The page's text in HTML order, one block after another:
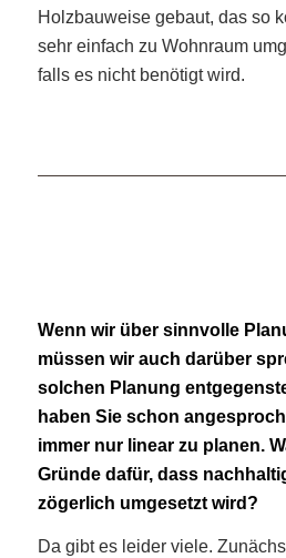
Holzbauweise gebaut, das so
sehr einfach zu Wohnraum
falls es nicht benötigt wird.
Wenn wir über sinnvolle
müssen wir auch darüber
solchen Planung
haben Sie schon
immer nur linear zu planen.
Gründe dafür, dass
zögerlich umgesetzt wird?
Da gibt es leider viele.